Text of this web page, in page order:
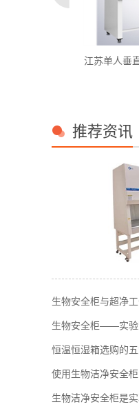
江苏单人垂
推荐资讯
生物安全柜与超净
生物安全柜——实验
恒温恒湿箱选购的
使用生物洁净安全
生物洁净安全柜是